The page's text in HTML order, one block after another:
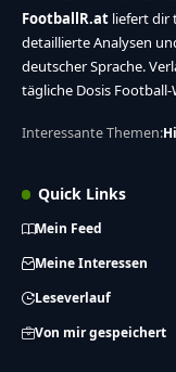
FootballR.at liefert dir
detaillierte Analysen
deutscher Sprache.
tägliche Dosis Football-
Interessante Themen:
Quick Links
Mein Feed
Meine Interessen
Leseverlauf
Von mir gespeichert